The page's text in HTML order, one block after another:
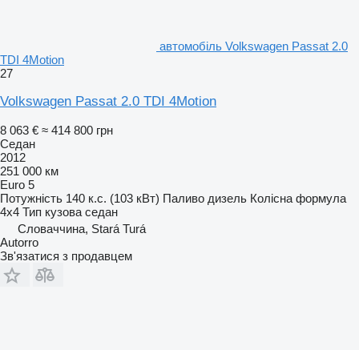
автомобіль Volkswagen Passat 2.0
TDI 4Motion
27
Volkswagen Passat 2.0 TDI 4Motion
8 063 € ≈ 414 800 грн
Седан
2012
251 000 км
Euro 5
Потужність 140 к.с. (103 кВт) Паливо дизель Колісна формула
4x4 Тип кузова седан
Словаччина, Stará Turá
Autorro
Зв'язатися з продавцем